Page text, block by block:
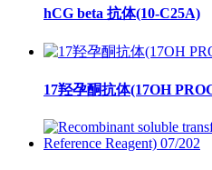
hCG beta 抗体(10-C25A)
17羟孕酮抗体(17OH